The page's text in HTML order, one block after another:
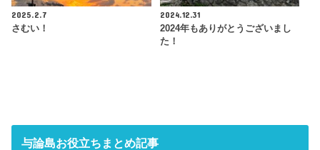
2025.2.7
さむい！
2024.12.31
2024年もありがとうございまし
た！
与論島お役立ちまとめ記事